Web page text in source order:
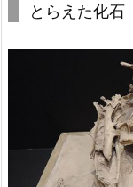
とらえた化石